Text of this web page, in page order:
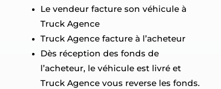
Le vendeur facture son véhicule à
Truck Agence
Truck Agence facture à l’acheteur
Dès réception des fonds de
l’acheteur, le véhicule est livré et
Truck Agence vous reverse les fonds.